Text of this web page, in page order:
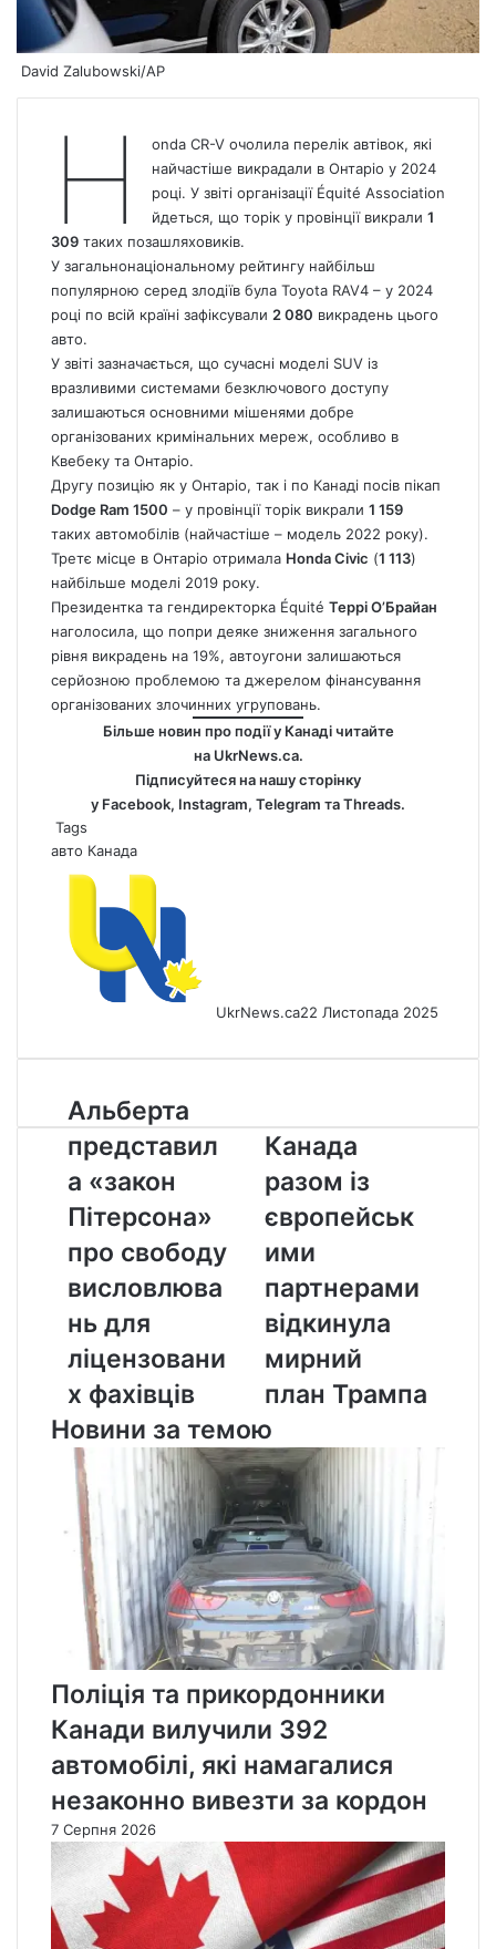
David Zalubowski/AP
H
onda CR-V очолила перелік автівок, які
найчастіше викрадали в Онтаріо у 2024
році. У звіті організації Équité Association
йдеться, що торік у провінції викрали 1
309 таких позашляховиків.
У загальнонаціональному рейтингу найбільш
популярною серед злодіїв була Toyota RAV4 – у 2024
році по всій країні зафіксували 2 080 викрадень цього
авто.
У звіті зазначається, що сучасні моделі SUV із
вразливими системами безключового доступу
залишаються основними мішенями добре
організованих кримінальних мереж, особливо в
Квебеку та Онтаріо.
Другу позицію як у Онтаріо, так і по Канаді посів пікап
Dodge Ram 1500 – у провінції торік викрали 1 159
таких автомобілів (найчастіше – модель 2022 року).
Третє місце в Онтаріо отримала Honda Civic (1 113)
найбільше моделі 2019 року.
Президентка та гендиректорка Équité Террі О’Брайан
наголосила, що попри деяке зниження загального
рівня викрадень на 19%, автоугони залишаються
серйозною проблемою та джерелом фінансування
організованих злочинних угруповань.
Більше новин про події у Канаді читайте
на UkrNews.ca.
Підписуйтеся на нашу сторінку
у Facebook, Instagram, Telegram таThreads.
Tags
авто Канада
UkrNews.ca22 Листопада 2025
Альберта
представила
«закон
Пітерсона»
про
свободу
висловлювань
для
ліцензованих
Альберта
представил
а «закон
Пітерсона»
про свободу
висловлюва
нь для
ліцензовани
х фахівців
Канада
разом
із
європейськими
партнерами
відкинула
мирний
план
Трампа
Канада
разом із
європейськ
ими
партнерами
відкинула
мирний
план Трампа
Новини за темою
Поліція та прикордонники
Канади вилучили 392
автомобілі, які намагалися
незаконно вивезти за кордон
7 Серпня 2026